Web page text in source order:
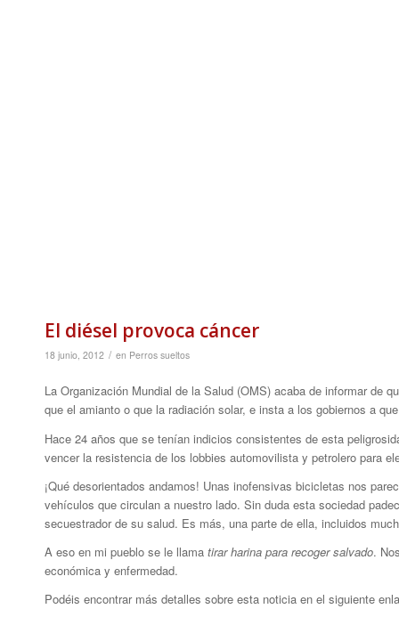
El diésel provoca cáncer
18 junio, 2012 / en Perros sueltos
La Organización Mundial de la Salud (OMS) acaba de informar de
que el amianto o que la radiación solar, e insta a los gobiernos a
Hace 24 años que se tenían indicios consistentes de esta
vencer la resistencia de los lobbies automovilista y petrolero para
¡Qué desorientados andamos! Unas inofensivas bicicletas nos
vehículos que circulan a nuestro lado. Sin duda esta sociedad
secuestrador de su salud. Es más, una parte de ella, incluidos
A eso en mi pueblo se le llama tirar harina para recoger salvado.
económica y enfermedad.
Podéis encontrar más detalles sobre esta noticia en el siguiente